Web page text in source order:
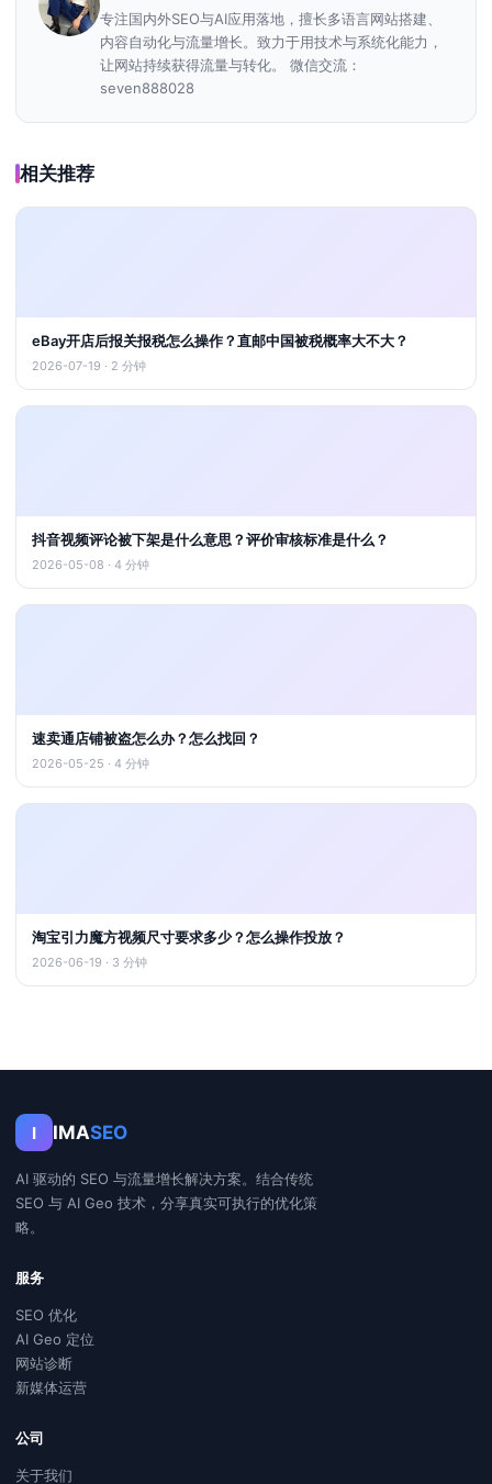
专注国内外SEO与AI应用落地，擅长多语言网站搭建、
内容自动化与流量增长。致力于用技术与系统化能力，
让网站持续获得流量与转化。 微信交流：
seven888028
相关推荐
eBay开店后报关报税怎么操作？直邮中国被税概率大不大？
2026-07-19 · 2 分钟
抖音视频评论被下架是什么意思？评价审核标准是什么？
2026-05-08 · 4 分钟
速卖通店铺被盗怎么办？怎么找回？
2026-05-25 · 4 分钟
淘宝引力魔方视频尺寸要求多少？怎么操作投放？
2026-06-19 · 3 分钟
I IMASEO
AI 驱动的 SEO 与流量增长解决方案。结合传统
SEO 与 AI Geo 技术，分享真实可执行的优化策
略。
服务
SEO 优化
AI Geo 定位
网站诊断
新媒体运营
公司
关于我们